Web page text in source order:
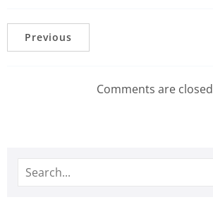
Previous
Comments are closed